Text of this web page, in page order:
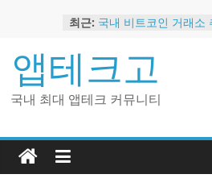
content
최근: 국내 비트코인 거래소
트
2024 강력히 추천하는
금 앱테크
해외 코인 거래소 추천
앱테크고
국내 최대 앱테크 커뮤니티